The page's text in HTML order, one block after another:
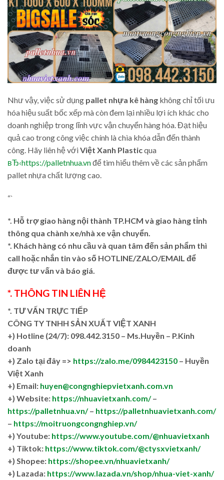
Như vậy, việc sử dụng pallet nhựa kê hàng không chỉ tối ưu
hóa hiệu suất bốc xếp mà còn đem lại nhiều lợi ích khác cho
doanh nghiệp trong lĩnh vực vận chuyển hàng hóa. Đạt hiệu
quả cao trong công việc chính là chìa khóa dẫn đến thành
công. Hãy liên hệ vớiViệt Xanh Plasticqua
вЂ‹https://palletnhua.vnđể tìm hiểu thêm về các sản phẩm
pallet nhựa chất lượng cao.
“`
*. Hỗ trợ giao hàng nội thành TP.HCM và giao hàng tỉnh
thông qua chành xe/nhà xe vận chuyển.
*. Khách hàng có nhu cầu và quan tâm đến sản phẩm thì
call hoặc nhắn tin vào số HOTLINE/ZALO/EMAIL để
được tư vấn và báo giá.
*. THÔNG TIN LIÊN HỆ
*. TƯ VẤN TRỰC TIẾP
CÔNG TY TNHH SẢN XUẤT VIỆT XANH
+) Hotline (24/7): 098.442.3150 – Ms.Huyền – P.Kinh
doanh
+) Zalo tại đây => https://zalo.me/0984423150 – Huyền
Việt Xanh
+) Email: huyen@congnghiepvietxanh.com.vn
+) Website: https://nhuavietxanh.com/–
https://palletnhua.vn/– https://palletnhuavietxanh.com/
– https://moitruongcongnghiep.vn/
+) Youtube: https://www.youtube.com/@nhuavietxanh
+) Tiktok: https://www.tiktok.com/@ctysxvietxanh/
+) Shopee: https://shopee.vn/nhuavietxanh/
+) Lazada: https://www.lazada.vn/shop/nhua-viet-xanh/